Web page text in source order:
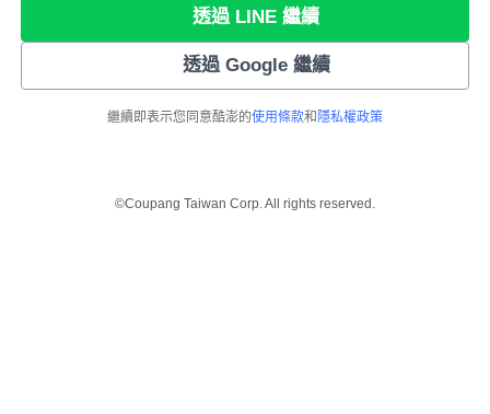
透過 LINE 繼續
透過 Google 繼續
繼續即表示您同意酷澎的使用條款和 隱私權政策
©Coupang Taiwan Corp. All rights reserved.